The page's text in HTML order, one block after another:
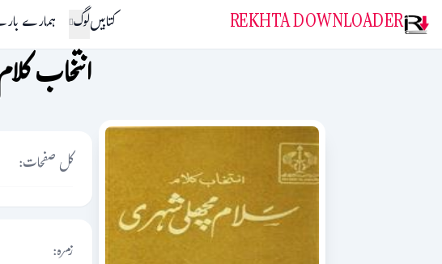
REKHTA DOWNLOADER کتابیںلوگ ہمارے
انتخاب
کل صفحات:
زمرہ: